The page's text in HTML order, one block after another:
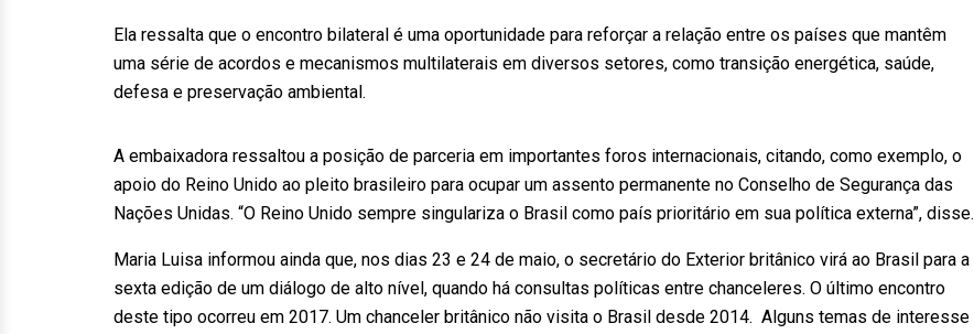
Ela ressalta que o encontro bilateral é uma oportunidade para reforçar a relação entre os países que mantêm
uma série de acordos e mecanismos multilaterais em diversos setores, como transição energética, saúde,
defesa e preservação ambiental.
A embaixadora ressaltou a posição de parceria em importantes foros internacionais, citando, como exemplo, o
apoio do Reino Unido ao pleito brasileiro para ocupar um assento permanente no Conselho de Segurança das
Nações Unidas. “O Reino Unido sempre singulariza o Brasil como país prioritário em sua política externa”, disse.
Maria Luisa informou ainda que, nos dias 23 e 24 de maio, o secretário do Exterior britânico virá ao Brasil para a
sexta edição de um diálogo de alto nível, quando há consultas políticas entre chanceleres. O último encontro
deste tipo ocorreu em 2017. Um chanceler britânico não visita o Brasil desde 2014. Alguns temas de interesse